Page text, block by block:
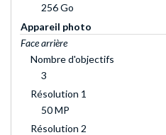
256 Go
Appareil photo
Face arrière
Nombre d'objectifs
3
Résolution 1
50 MP
Résolution 2